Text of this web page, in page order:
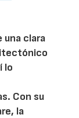
una clara
lo
Con su
la